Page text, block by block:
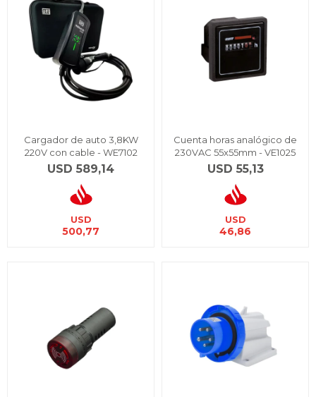
Cargador de auto 3,8KW
220V con cable - WE7102
USD 589,14
USD
500,77
Cuenta horas analógico de
230VAC 55x55mm - VE1025
USD 55,13
USD
46,86